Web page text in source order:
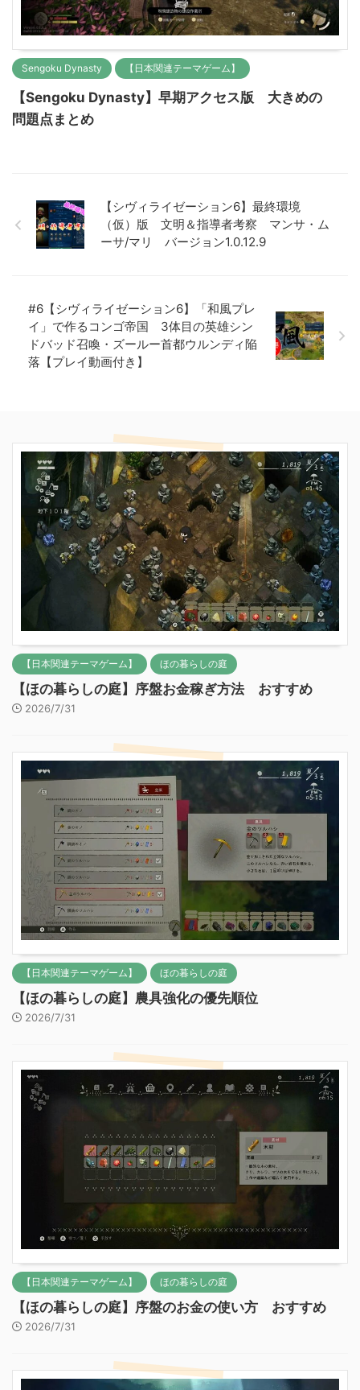
Sengoku Dynasty 【日本関連テーマゲーム】
【Sengoku Dynasty】早期アクセス版 大きめの
問題点まとめ
【シヴィライゼーション6】最終環境
（仮）版 文明＆指導者考察 マンサ・ム
ーサ/マリ バージョン1.0.12.9
#6【シヴィライゼーション6】「和風プレ
イ」で作るコンゴ帝国 3体目の英雄シン
ドバッド召喚・ズールー首都ウルンディ陥
落【プレイ動画付き】
【日本関連テーマゲーム】 ほの暮らしの庭
【ほの暮らしの庭】序盤お金稼ぎ方法 おすすめ
2026/7/31
【日本関連テーマゲーム】 ほの暮らしの庭
【ほの暮らしの庭】農具強化の優先順位
2026/7/31
【日本関連テーマゲーム】 ほの暮らしの庭
【ほの暮らしの庭】序盤のお金の使い方 おすすめ
2026/7/31